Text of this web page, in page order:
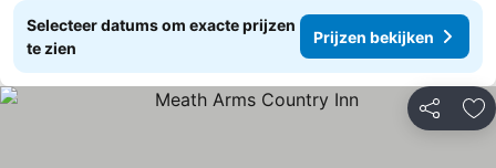
Selecteer datums om exacte prijzen
te zien
Prijzen bekijken
Delen